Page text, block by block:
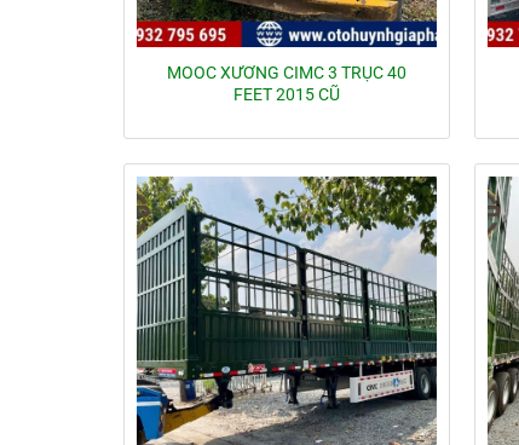
MOOC XƯƠNG CIMC 3 TRỤC 40
FEET 2015 CŨ